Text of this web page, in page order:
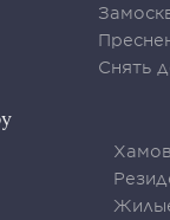
Снять